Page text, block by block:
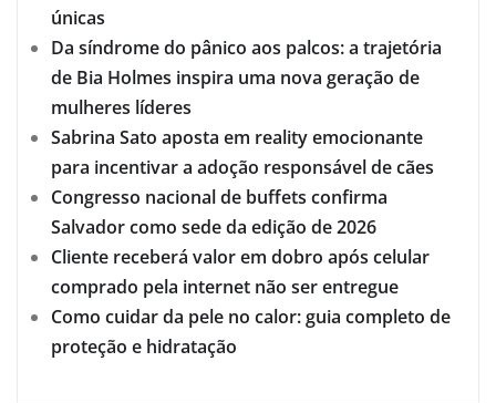
únicas
Da síndrome do pânico aos palcos: a trajetória
de Bia Holmes inspira uma nova geração de
mulheres líderes
Sabrina Sato aposta em reality emocionante
para incentivar a adoção responsável de cães
Congresso nacional de buffets confirma
Salvador como sede da edição de 2026
Cliente receberá valor em dobro após celular
comprado pela internet não ser entregue
Como cuidar da pele no calor: guia completo de
proteção e hidratação